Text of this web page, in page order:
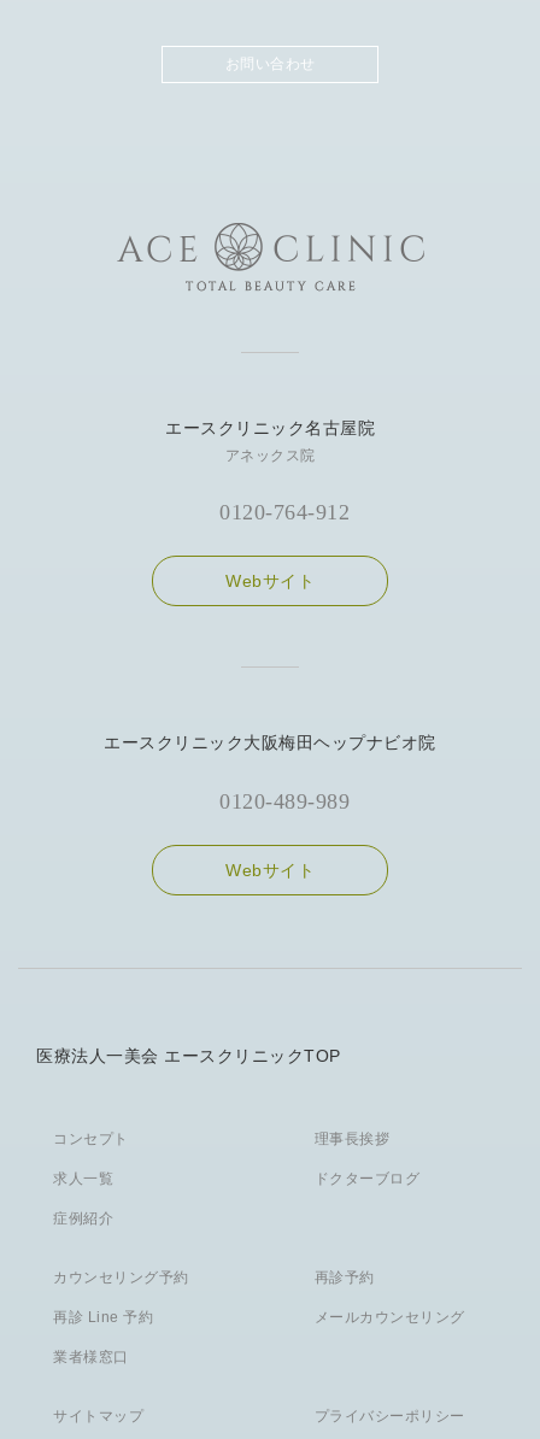
お問い合わせ
エースクリニック名古屋院
アネックス院
0120-764-912
Webサイト
エースクリニック大阪梅田ヘップナビオ院
0120-489-989
Webサイト
医療法人一美会 エースクリニックTOP
コンセプト 理事長挨拶
求人一覧 ドクターブログ
症例紹介
カウンセリング予約 再診予約
再診 Line 予約 メールカウンセリング
業者様窓口
サイトマップ プライバシーポリシー